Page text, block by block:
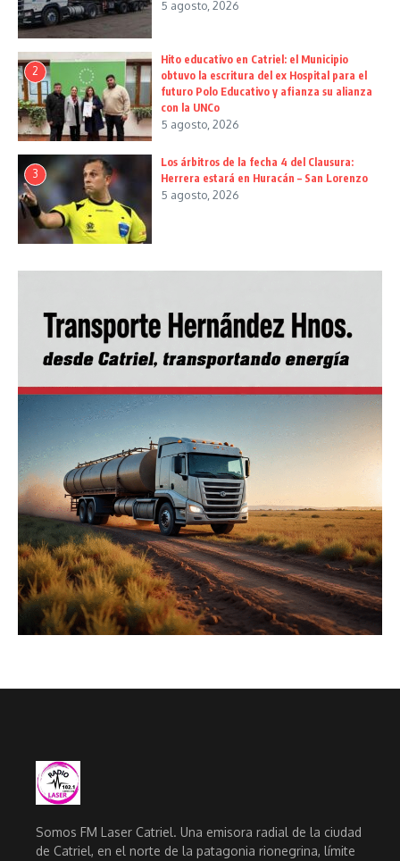
5 agosto, 2026
2
Hito educativo en Catriel: el Municipio
obtuvo la escritura del ex Hospital para el
futuro Polo Educativo y afianza su alianza
con la UNCo
5 agosto, 2026
3
Los árbitros de la fecha 4 del Clausura:
Herrera estará en Huracán – San Lorenzo
5 agosto, 2026
Somos FM Laser Catriel. Una emisora radial de la ciudad
de Catriel, en el norte de la patagonia rionegrina, límite